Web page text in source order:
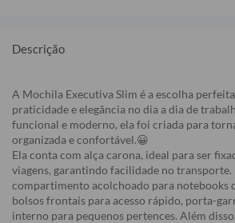
Descrição
A Mochila Executiva Slim é a escolha
praticidade e elegância no dia a dia de
funcional e moderno, ela foi criada para
organizada e confortável.😀
Ela conta com alça carona, ideal para ser
viagens, garantindo facilidade no transporte.
compartimento acolchoado para notebooks
bolsos frontais para acesso rápido, porta-
interno para pequenos pertences. Além